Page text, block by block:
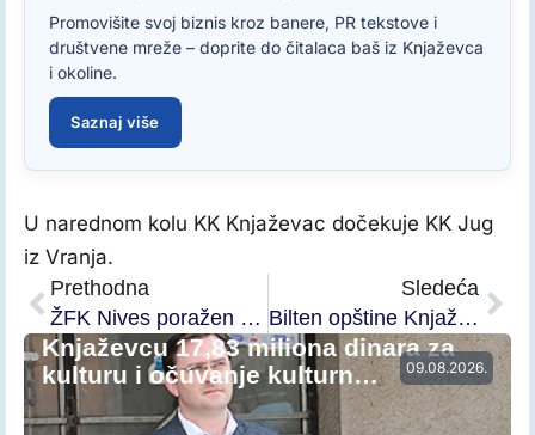
Promovišite svoj biznis kroz banere, PR tekstove i
društvene mreže – doprite do čitalaca baš iz Knjaževca
i okoline.
Saznaj više
U narednom kolu KK Knjaževac dočekuje KK Jug
iz Vranja.
Prethodna
ŽFK Nives poražen u Beogradu
Sledeća
Bilten opštine Knjaževac
09.08.2026.
Knjaževcu 17,83 miliona dinara za
kulturu i očuvanje kulturn…